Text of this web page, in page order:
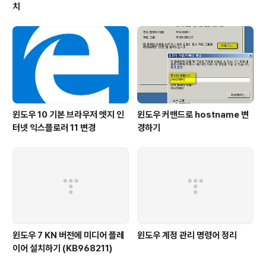
치
윈도우 10 기본 브라우저 엣지 인
터넷 익스플로러 11 변경
윈도우 커맨드로 hostname 변
경하기
윈도우 7 KN 버전에 미디어 플레
이어 설치하기 (KB968211)
윈도우 계정 관리 명령어 정리